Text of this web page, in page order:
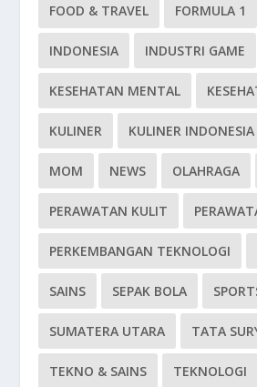
FOOD & TRAVEL FORMULA 1
INDONESIA INDUSTRI GAME
KESEHATAN MENTAL
KULINER KULINER INDONESIA
MOM NEWS OLAHRAGA
PERAWATAN KULIT
PERKEMBANGAN TEKNOLOGI
SAINS SEPAK BOLA
SUMATERA UTARA TATA
TEKNO & SAINS TEKNOLOGI